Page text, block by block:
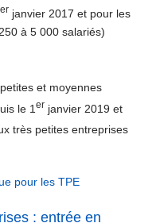
er janvier 2017 et pour les
à 5 000 salariés)
et moyennes
le 1 er janvier 2019 et
très petites entreprises
pour les TPE
: entrée en